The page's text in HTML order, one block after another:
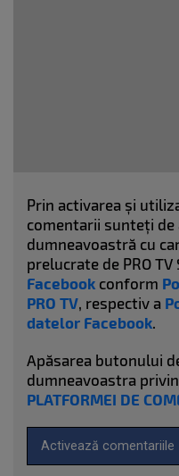
Prin activarea și
comentarii sunteți de
dumneavoastră cu
prelucrate de PRO TV
Facebook conform
PRO TV, respectiv a
datelor Facebook.
Apăsarea butonului
dumneavoastra
PLATFORMEI DE
Activează comentariile